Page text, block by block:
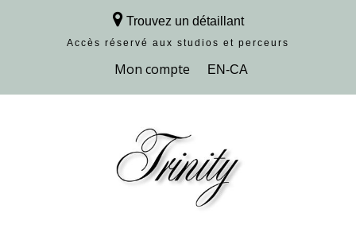
Trouvez un détaillant
Accès réservé aux studios et perceurs